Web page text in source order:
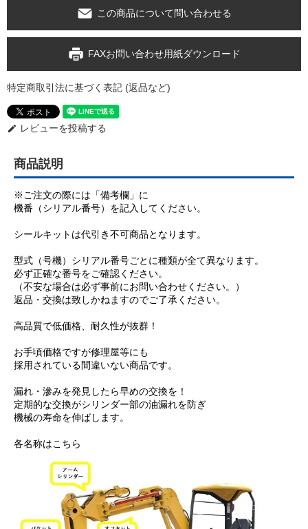
この商品について問い合わせる
FAXお問い合わせ用紙ダウンロード
特定商取引法に基づく表記 (返品など)
edit レビューを投稿する
商品説明
※ご注文の際には「備考欄」に
機番（シリアル番号）を記入してください。
シールキットは代引き不可商品となります。
型式（号機）シリアル番号ごとに種類が全て異なります。
必ず正確な番号をご確認ください。
（不安な場合は必ず事前にお問い合わせください。）
返品・交換は致しかねますのでご了承ください。
高品質で低価格、耐久性が抜群！
お手頃価格ですが修理屋等にも
採用されている間違いない商品です。
漏れ・滲みを発見したら早めの交換を！
定期的な交換がシリンダー部の油漏れを防ぎ
機械の寿命を伸ばします。
各名称はこちら